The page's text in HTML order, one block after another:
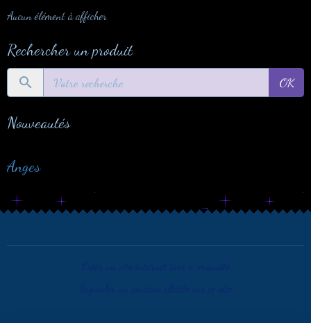
Aucun élément à afficher
Rechercher un produit
OK
Nouveautés
Anges